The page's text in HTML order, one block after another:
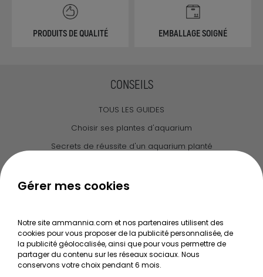
PRODUITS DE QUALITÉ EMBALLAGE SOIGNÉ
CONSEILS
TOUS LES GUIDES
Choisir ses plantes d'aquarium
Secrets de réussite d'un aquarium planté
Le journal d'Ammannia
Recherche de Notices de produits
Mentions légales
Conditions générales de vente
Gérer mes cookies
Notre site ammannia.com et nos partenaires utilisent des
cookies pour vous proposer de la publicité personnalisée, de
la publicité géolocalisée, ainsi que pour vous permettre de
partager du contenu sur les réseaux sociaux. Nous
conservons votre choix pendant 6 mois.